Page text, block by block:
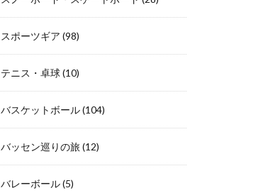
スポーツギア (98)
テニス・卓球(10)
バスケットボール(104)
バッセン巡りの旅(12)
バレーボール(5)